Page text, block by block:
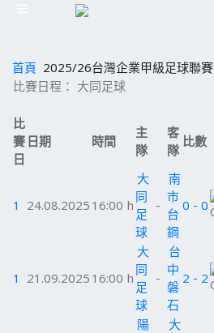
首頁 2025/26台灣企業甲級足球聯賽
比賽日程： 大同足球
比
賽
日
日期 時間
主
隊
客
隊
比數
1 24.08.2025 16:00 h
大
同
足
球
-
南
市
台
鋼
0 - 0
1 21.09.2025 16:00 h
大
同
足
球
-
台
中
磐
石
2 - 2
陽
大